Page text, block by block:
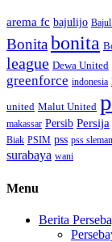
arema fc bajulijo
Bonitabonita
league Dewa United
greenforce indonesia
united Malut United
makassar Persib Persija
Biak PSIM pss pss sleman
surabaya wani
Menu
Berita